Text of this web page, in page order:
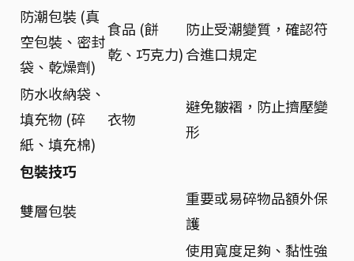
防潮包裝 (真
空包裝、密封
袋、乾燥劑)
食品 (餅
乾、巧克力)
防止受潮變質，確認符
合進口規定
防水收納袋、
填充物 (碎
紙、填充棉)
衣物
避免皺褶，防止擠壓變
形
包裝技巧
雙層包裝
重要或易碎物品額外保
護
使用寬度足夠、黏性強